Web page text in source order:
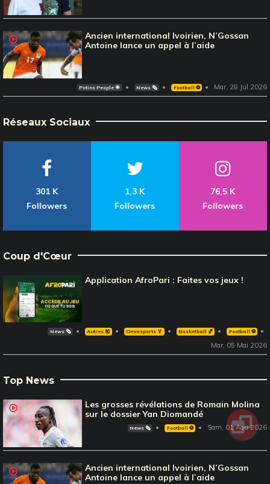
Ancien international Ivoirien, N’Gossan
Antoine lance un appel à l’aide
Potins People 🌟 News 🗞️ Football ⚽️ Mar, 28 Jul 2026
Réseaux Sociaux
301 K
Followers
1,3 K
Followers
76,5 K
Followers
Coup d'Cœur
Application AfroPari : Faites vos jeux !
News 🗞️ Autres 🎽 Omnisports 🏅 Basketball 🏀 Football ⚽️
Mar, 05 Mai 2026
Top News
Les grosses révélations de Romain Molina
sur le dossier Yan Diomandé
News 🗞️ Football ⚽️ Sam, 01 Aou 2026
Ancien international Ivoirien, N’Gossan
Antoine lance un appel à l’aide